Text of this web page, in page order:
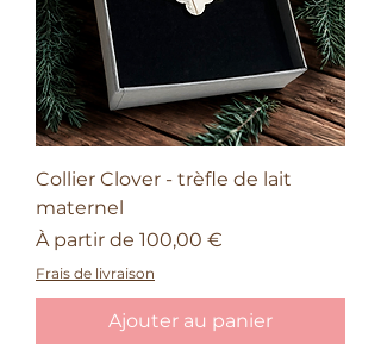
Collier Clover - trèfle de lait
maternel
À partir de 100,00 €
Prix promotionnel
Frais de livraison
Ajouter au panier